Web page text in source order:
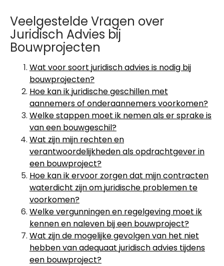
Veelgestelde Vragen over
Juridisch Advies bij
Bouwprojecten
Wat voor soort juridisch advies is nodig bij
bouwprojecten?
Hoe kan ik juridische geschillen met
aannemers of onderaannemers voorkomen?
Welke stappen moet ik nemen als er sprake is
van een bouwgeschil?
Wat zijn mijn rechten en
verantwoordelijkheden als opdrachtgever in
een bouwproject?
Hoe kan ik ervoor zorgen dat mijn contracten
waterdicht zijn om juridische problemen te
voorkomen?
Welke vergunningen en regelgeving moet ik
kennen en naleven bij een bouwproject?
Wat zijn de mogelijke gevolgen van het niet
hebben van adequaat juridisch advies tijdens
een bouwproject?